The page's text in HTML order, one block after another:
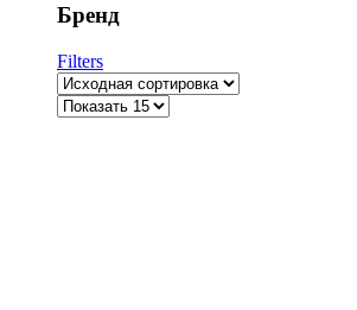
Бренд
Filters